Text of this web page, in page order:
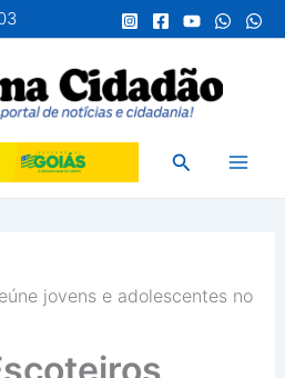
Pesquisar
jovens e adolescentes no